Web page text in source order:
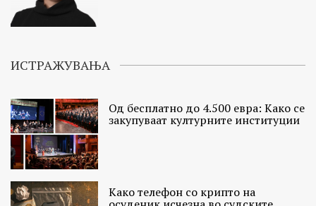
ИСТРАЖУВАЊА
Од бесплатно до 4.500 евра: Како се
закупуваат културните институции
Како телефон со крипто на